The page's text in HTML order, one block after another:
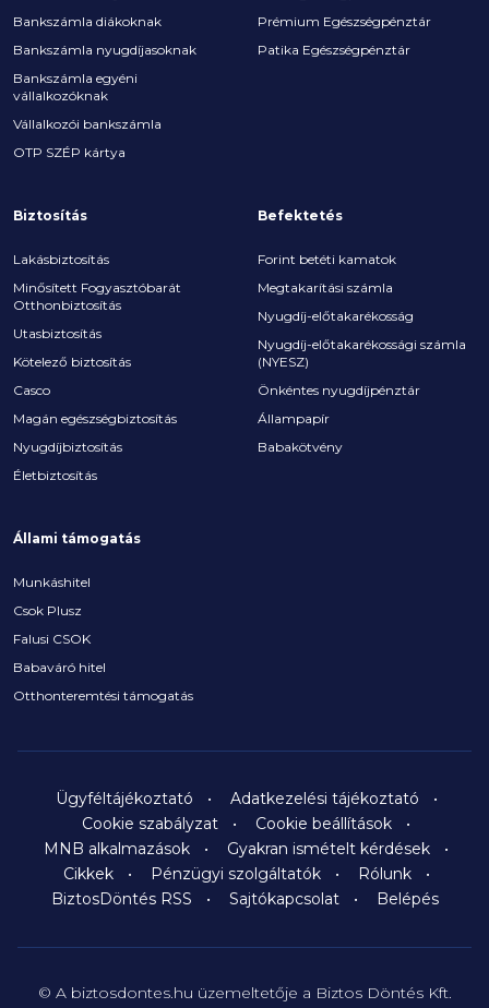
Bankszámla diákoknak
Bankszámla nyugdíjasoknak
Bankszámla egyéni
vállalkozóknak
Vállalkozói bankszámla
OTP SZÉP kártya
Prémium Egészségpénztár
Patika Egészségpénztár
Biztosítás
Lakásbiztosítás
Minősített Fogyasztóbarát
Otthonbiztosítás
Utasbiztosítás
Kötelező biztosítás
Casco
Magán egészségbiztosítás
Nyugdíjbiztosítás
Életbiztosítás
Befektetés
Forint betéti kamatok
Megtakarítási számla
Nyugdíj-előtakarékosság
Nyugdíj-előtakarékossági számla
(NYESZ)
Önkéntes nyugdíjpénztár
Állampapír
Babakötvény
Állami támogatás
Munkáshitel
Csok Plusz
Falusi CSOK
Babaváró hitel
Otthonteremtési támogatás
Ügyféltájékoztató
Adatkezelési tájékoztató
Cookie szabályzat
Cookie beállítások
MNB alkalmazások
Gyakran ismételt kérdések
Cikkek
Pénzügyi szolgáltatók
Rólunk
BiztosDöntés RSS
Sajtókapcsolat Belépés
© A biztosdontes.hu üzemeltetője a Biztos Döntés Kft.